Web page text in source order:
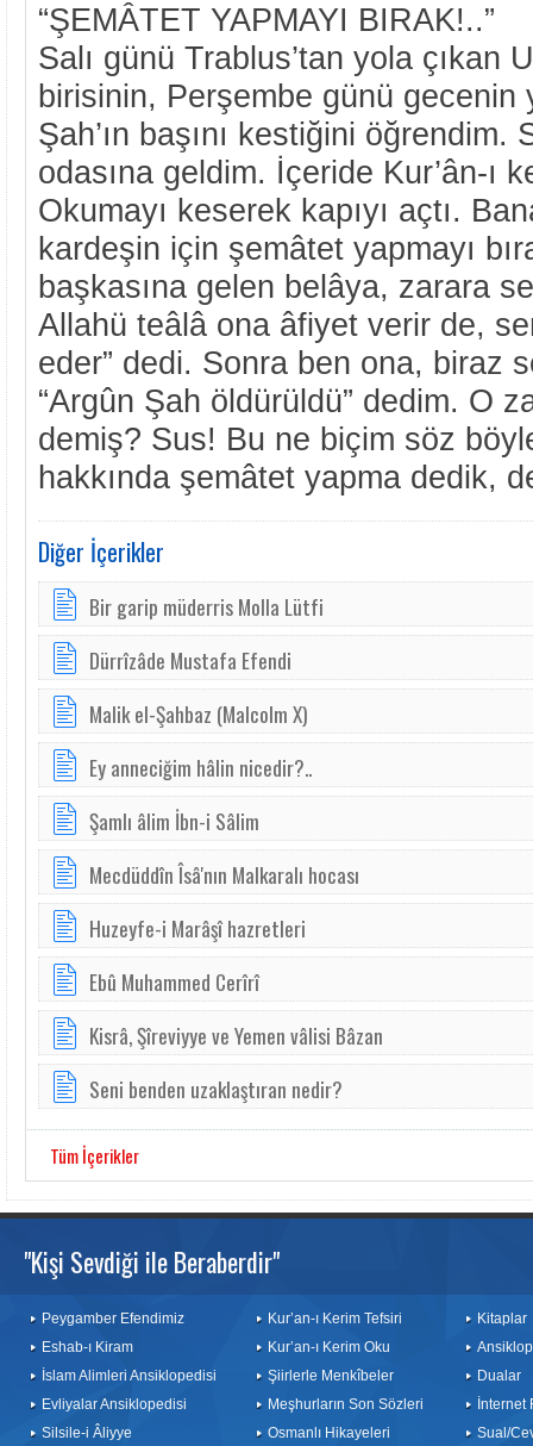
“ŞEMÂTET YAPMAYI BIRAK!..”
Salı günü Trablus’tan yola çıkan
birisinin, Perşembe günü gecenin
Şah’ın başını kestiğini öğrendim.
odasına geldim. İçeride Kur’ân-ı
Okumayı keserek kapıyı açtı.
kardeşin için şemâtet yapmayı
başkasına gelen belâya, zarara
Allahü teâlâ ona âfiyet verir de,
eder” dedi. Sonra ben ona, biraz
“Argûn Şah öldürüldü” dedim. O
demiş? Sus! Bu ne biçim söz
hakkında şemâtet yapma dedik,
Diğer İçerikler
Bir garip müderris Molla Lütfi
Dürrîzâde Mustafa Efendi
Malik el-Şahbaz (Malcolm X)
Ey anneciğim hâlin nicedir?..
Şamlı âlim İbn-i Sâlim
Mecdüddîn Îsâ'nın Malkaralı hocası
Huzeyfe-i Marâşî hazretleri
Ebû Muhammed Cerîrî
Kisrâ, Şîreviyye ve Yemen vâlisi Bâzan
Seni benden uzaklaştıran nedir?
Tüm İçerikler
"Kişi Sevdiği ile Beraberdir"
Peygamber Efendimiz
Eshab-ı Kiram
İslam Alimleri Ansiklopedisi
Evliyalar Ansiklopedisi
Silsile-i Âliyye
Kur’an-ı Kerim Tefsiri
Kur’an-ı Kerim Oku
Şiirlerle Menkîbeler
Meşhurların Son Sözleri
Osmanlı Hikayeleri
Kitaplar
Dualar
İnternet
Sual/